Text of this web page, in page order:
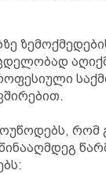
რომ